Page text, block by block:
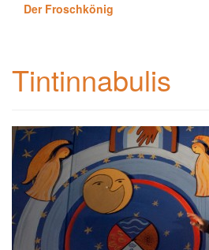
Der Froschkönig
Tintinnabulis